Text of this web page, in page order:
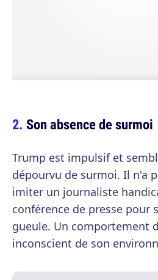
Son absence de surmoi
Trump est impulsif et
dépourvu de surmoi. Il n'a
imiter un journaliste
conférence de presse pour
gueule. Un comportement
inconscient de son